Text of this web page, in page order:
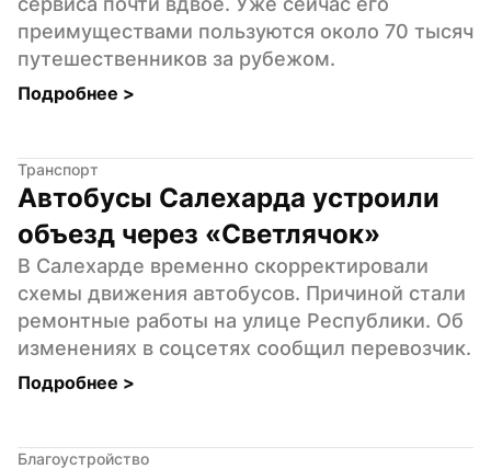
преимуществами пользуются около 70 тысяч
путешественников за рубежом.
Подробнее >
Транспорт
Автобусы Салехарда устроили
объезд через «Светлячок»
В Салехарде временно скорректировали
схемы движения автобусов. Причиной стали
ремонтные работы на улице Республики. Об
изменениях в соцсетях сообщил перевозчик.
Подробнее >
Благоустройство